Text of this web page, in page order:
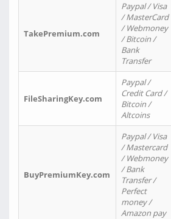
TakePremium.com
Paypal / Visa
/ MasterCard
/ Webmoney
/ Bitcoin /
Bank
Transfer
FileSharingKey.com
Paypal /
Credit Card /
Bitcoin /
Altcoins
BuyPremiumKey.com
Paypal / Visa
/ Mastercard
/ Webmoney
/ Bank
Transfer /
Perfect
money /
Amazon pay